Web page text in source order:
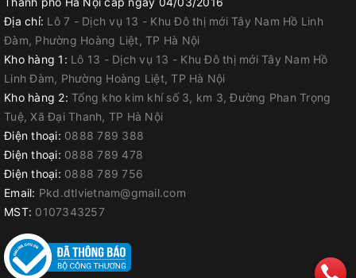
Địa chỉ: Lô 7 - Dịch vụ 13 - Khu Đô thị mới Tây Nam Hồ Linh
Đàm, Phường Hoàng Liệt, TP Hà Nội
Kho hàng 1: Lô 13 - Dịch vụ 13 - Khu Đô thị mới Tây Nam Hồ
Linh Đàm, Phường Hoàng Liệt, TP Hà Nội
Kho hàng 2: Tổng kho kim khí số 3, km 3, Đường Phan Trọng
Tuệ, Xã Đại Thanh, TP Hà Nội
Điện thoại: 0888 789 388
Điện thoại: 0888 789 478
Điện thoại: 0888 789 756
Email: Pkd.dtlvietnam@gmail.com
MST: 0107343257